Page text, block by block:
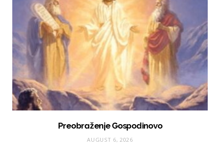
Preobraženje Gospodinovo
AUGUST 6, 2026